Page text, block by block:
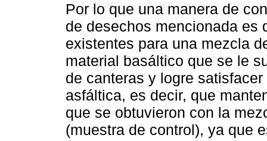
Por lo que una manera de
de desechos mencionada es
existentes para una mezcla
material basáltico que se le
de canteras y logre
asfáltica, es decir, que
que se obtuvieron con la
(muestra de control), ya que